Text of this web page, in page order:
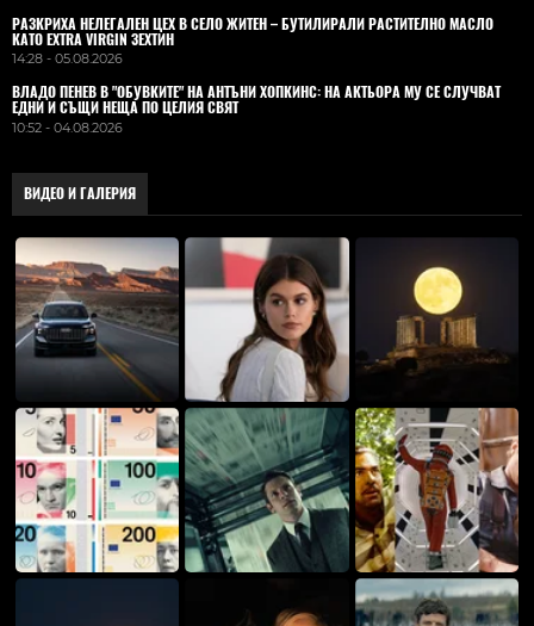
РАЗКРИХА НЕЛЕГАЛЕН ЦЕХ В СЕЛО ЖИТЕН – БУТИЛИРАЛИ РАСТИТЕЛНО МАСЛО
КАТО EXTRA VIRGIN ЗЕХТИН
14:28 - 05.08.2026
ВЛАДO ПЕНЕВ В "ОБУВКИТЕ" НА АНТЪНИ ХОПКИНС: НА АКТЬОРА МУ СЕ СЛУЧВАТ
ЕДНИ И СЪЩИ НЕЩА ПО ЦЕЛИЯ СВЯТ
10:52 - 04.08.2026
ВИДЕО И ГАЛЕРИЯ